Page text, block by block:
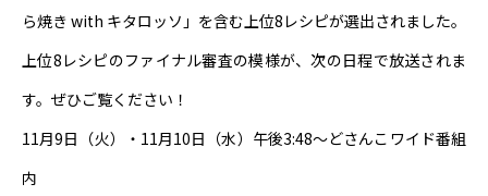
ら焼き with キタロッソ」を含む上位8レシピが選出されました。
上位8レシピのファイナル審査の模様が、次の日程で放送されま
す。ぜひご覧ください！
11月9日（火）・11月10日（水）午後3:48～どさんこワイド番組
内